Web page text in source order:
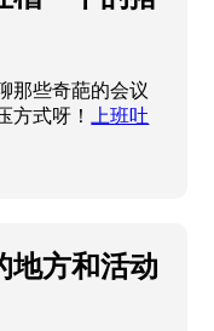
那些奇葩的会议
方式呀！
上班吐
地方和活动